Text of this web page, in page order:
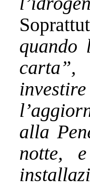
quando
carta”,
alla
notte,